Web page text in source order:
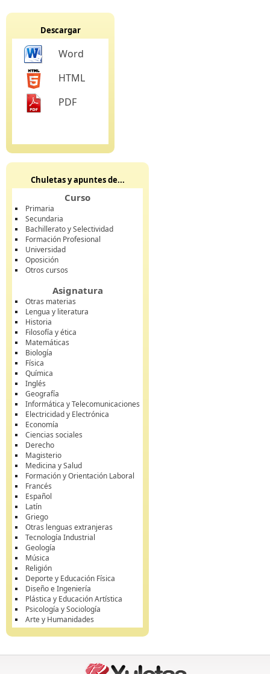
Descargar
Word
HTML
PDF
Chuletas y apuntes de...
Curso
Primaria
Secundaria
Bachillerato y Selectividad
Formación Profesional
Universidad
Oposición
Otros cursos
Asignatura
Otras materias
Lengua y literatura
Historia
Filosofía y ética
Matemáticas
Biología
Física
Química
Inglés
Geografía
Informática y Telecomunicaciones
Electricidad y Electrónica
Economía
Ciencias sociales
Derecho
Magisterio
Medicina y Salud
Formación y Orientación Laboral
Francés
Español
Latín
Griego
Otras lenguas extranjeras
Tecnología Industrial
Geología
Música
Religión
Deporte y Educación Física
Diseño e Ingeniería
Plástica y Educación Artística
Psicología y Sociología
Arte y Humanidades